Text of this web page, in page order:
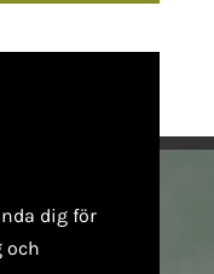
dig för
och